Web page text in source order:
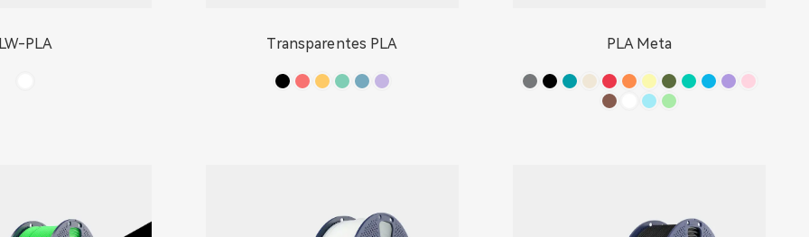
PLA Transparentes PLA PLA Meta